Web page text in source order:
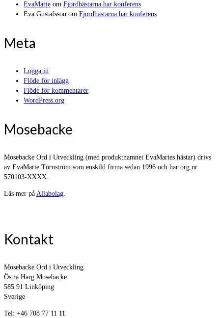
EvaMarie om Fjordhästarna har konferens
Eva Gustafsson om Fjordhästarna har konferens
Meta
Logga in
Flöde för inlägg
Flöde för kommentarer
WordPress.org
Mosebacke
Mosebacke Ord i Utveckling (med produktnamnet EvaMaries hästar) drivs
av EvaMarie Törnström som enskild firma sedan 1996 och har org.nr
570103-XXXX.
Läs mer på Allabolag.
Kontakt
Mosebacke Ord i Utveckling
Östra Harg Mosebacke
585 91 Linköping
Sverige
Tel: +46 708 77 11 11